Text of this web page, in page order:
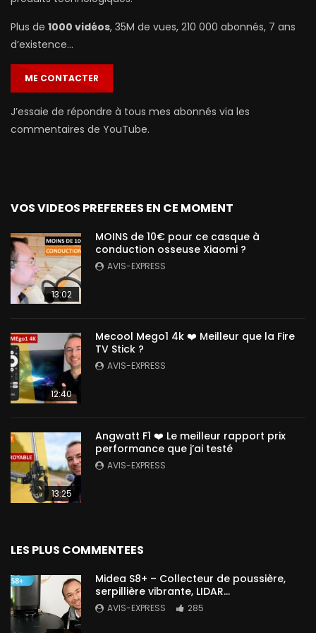
Plus de 1000 vidéos, 35M de vues, 210 000 abonnés, 7 ans
d’existence…
ME CONTACTER
J’essaie de répondre à tous mes abonnés via les
commentaires de YouTube.
VOS VIDEOS PREFEREES EN CE MOMENT
13:02
MOINS de 10€ pour ce casque à
conduction osseuse Xiaomi ?
AVIS-EXPRESS
12:40
Mecool Mego1 4k ❤️ Meilleur que la Fire
TV Stick ?
AVIS-EXPRESS
13:25
Angwatt F1 ❤️ Le meilleur rapport prix
performance que j’ai testé
AVIS-EXPRESS
LES PLUS COMMENTEES
Midea S8+ – Collecteur de poussière,
serpillière vibrante, LIDAR…
AVIS-EXPRESS 285